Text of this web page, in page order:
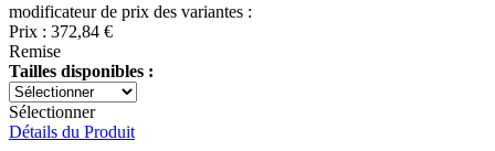
modificateur de prix des variantes :
Prix : 372,84 €
Remise
Tailles disponibles :
Sélectionner
Détails du Produit